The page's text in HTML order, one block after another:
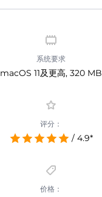
系统要求
macOS 11及更高, 320 MB
评分：
/ 4.9*
价格：